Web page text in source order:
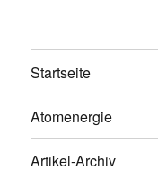
Startseite
Atomenergie
Artikel-Archiv